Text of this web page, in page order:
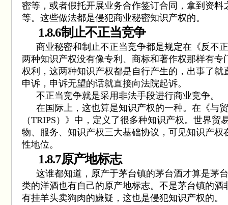
密等，或者假托开展业务合作签订合同，拿到资料
等。这些做法都是侵犯商业秘密知识产权的。
1.8.6制止不正当竞争
商业秘密和制止不正当竞争都是规定在《反不
两种知识产权没有像专利、商标和著作权那样有专
权利，这两种知识产权都是自行产生的，出事了就
申诉，申诉无望的话就直接向法院起诉。
不正当竞争就是采用非法手段进行商业竞争。
在国际上，这也算是知识产权的一种。在《与
（TRIPS ）》中，定义了很多种知识产权。世界贸
物、服务、知识产权三大基础协议，可见知识产权
性地位。
1.8.7原产地标志
这谁都知道，原产于茅台镇的茅台酒才算是茅
类的洋酒也有自己的原产地标志。不是茅台镇的酒
有挂羊头卖狗肉的嫌疑，这也是侵犯知识产权的。